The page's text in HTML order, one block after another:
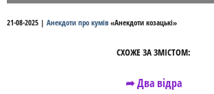
21-08-2025 | Анекдоти про кумів «Анекдоти козацькі»
СХОЖЕ ЗА ЗМІСТОМ:
➦ Два відра